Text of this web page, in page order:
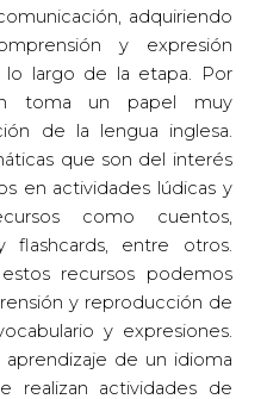
adquiriendo
y expresión
lo largo de la etapa. Por
toma un papel muy
de la lengua inglesa.
que son del interés
en actividades lúdicas y
como cuentos,
flashcards, entre otros.
recursos podemos
y reproducción de
y expresiones.
de un idioma
realizan actividades de